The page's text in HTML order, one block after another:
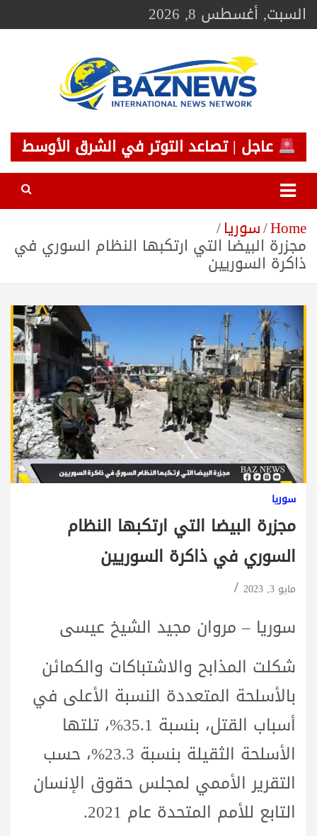
Skip
toالسبت, أغسطس 8, 2026
BAZNEWS
شبكة باز الإخبارية
عاجل | تصاعد التوتر في الشرق الأوسط
Home سوريا
مجزرة البيضا التي ارتكبها النظام السوري في
ذاكرة السوريين
سوريا
مجزرة البيضا التي ارتكبها النظام
السوري في ذاكرة السوريين
مايو 3, 2023
سوريا – مروان مجيد الشيخ عيسى
شكلت المذابح والاشتباكات والكمائن
بالأسلحة المتعددة النسبة الأعلى في
أسباب القتل، بنسبة 35.1%، تلتها
الأسلحة الثقيلة بنسبة 23.3%، حسب
التقرير الأممي لمجلس حقوق الإنسان
التابع للأمم المتحدة عام 2021.